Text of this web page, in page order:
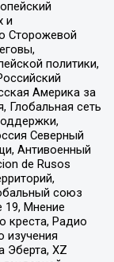
и
Сторожевой
политики,
Америка за
Глобальная сеть
Северный
Антивоенный
de Rusos
союз
19, Мнение
креста, Радио
изучения
Эберта, XZ